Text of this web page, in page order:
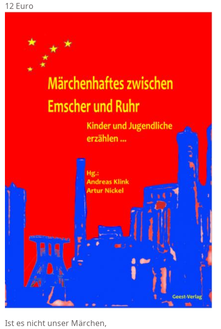
12 Euro
Ist es nicht unser Märchen,